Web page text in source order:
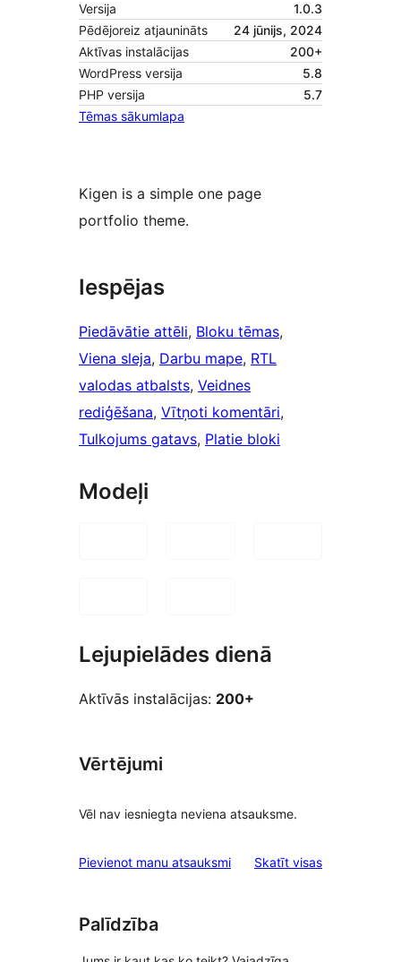
Versija
1.0.3
Pēdējoreiz atjaunināts
24 jūnijs, 2024
Aktīvas instalācijas
200+
WordPress versija
5.8
PHP versija
5.7
Tēmas sākumlapa
Kigen is a simple one page
portfolio theme.
Iespējas
Piedāvātie attēli, Bloku tēmas
Viena sleja, Darbu mape, RTL
valodas atbalsts, Veidnes
rediģēšana, Vītņoti komentāri
Tulkojums gatavs, Platie bloki
Modeļi
Lejupielādes dienā
Aktīvās instalācijas: 200+
Vērtējumi
Vēl nav iesniegta neviena atsauksme.
Pievienot manu atsauksmi Skatīt visasatsauksmes
Palīdzība